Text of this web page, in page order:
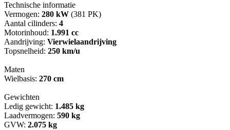
Technische informatie
Vermogen: 280 kW (381 PK)
Aantal cilinders: 4
Motorinhoud: 1.991 cc
Aandrijving: Vierwielaandrijving
Topsnelheid: 250 km/u
Maten
Wielbasis: 270 cm
Gewichten
Ledig gewicht: 1.485 kg
Laadvermogen: 590 kg
GVW: 2.075 kg